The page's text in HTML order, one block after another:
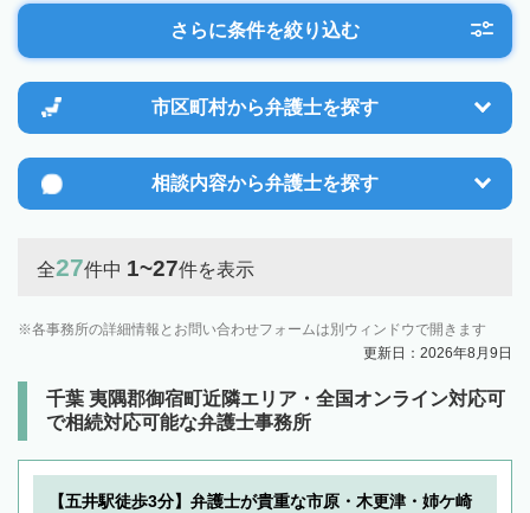
さらに条件を絞り込む
市区町村から弁護士を探す
相談内容から弁護士を探す
全27件中 1~27件を表示
各事務所の詳細情報とお問い合わせフォームは別ウィンドウで開きます
更新日：2026年8月9日
千葉 夷隅郡御宿町近隣エリア・全国オンライン対応可
で相続対応可能な弁護士事務所
【五井駅徒歩3分】弁護士が貴重な市原・木更津・姉ケ崎